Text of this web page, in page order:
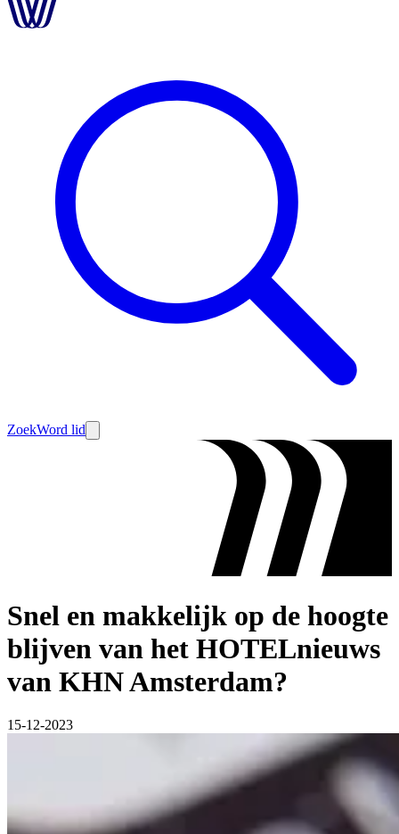
ZoekWord lid
Snel en makkelijk op de hoogte
blijven van het HOTELnieuws
van KHN Amsterdam?
15-12-2023